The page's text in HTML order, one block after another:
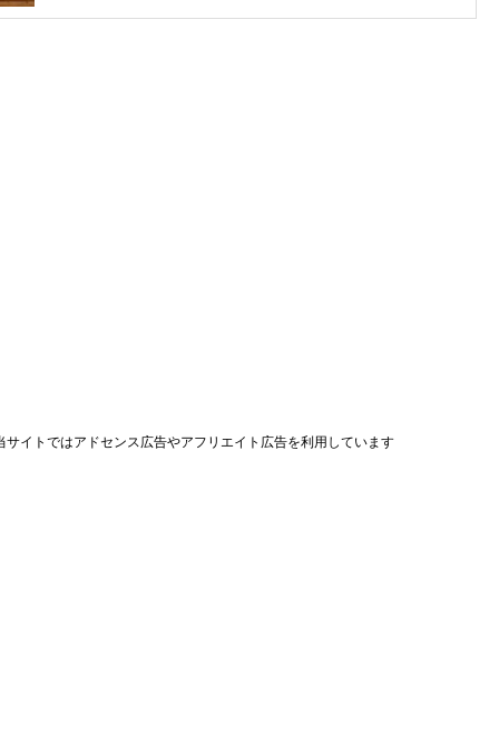
サイトではアドセンス広告やアフリエイト広告を利用しています